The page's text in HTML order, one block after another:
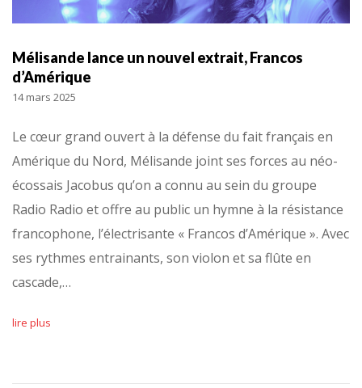
Mélisande lance un nouvel extrait, Francos
d’Amérique
14 mars 2025
Le cœur grand ouvert à la défense du fait français en
Amérique du Nord, Mélisande joint ses forces au néo-
écossais Jacobus qu’on a connu au sein du groupe
Radio Radio et offre au public un hymne à la résistance
francophone, l’électrisante « Francos d’Amérique ». Avec
ses rythmes entrainants, son violon et sa flûte en
cascade,…
lire plus